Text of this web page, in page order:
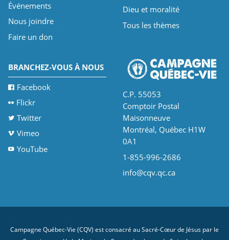
Événements
Nous joindre
Faire un don
Dieu et moralité
Tous les thèmes
BRANCHEZ-VOUS À NOUS
Facebook
Flickr
Twitter
Vimeo
YouTube
C.P. 55053
Comptoir Postal
Maisonneuve
Montréal, Québec H1W
0A1
1-855-996-2686
info@cqv.qc.ca
Campagne Québec-Vie (CQV) est consacré au Sacré-Cœur de Jésus par le